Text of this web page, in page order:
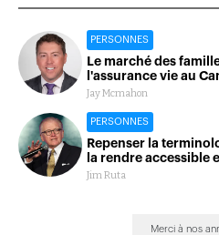
PERSONNES
Le marché des
l'assurance vie au
Jay Mcmahon
PERSONNES
Repenser la
la rendre accessible
Jim Ruta
Merci à nos